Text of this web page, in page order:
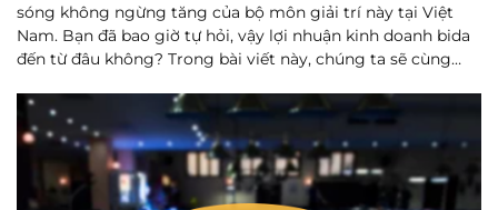
sóng không ngừng tăng của bộ môn giải trí này tại Việt
Nam. Bạn đã bao giờ tự hỏi, vậy lợi nhuận kinh doanh bida
đến từ đâu không? Trong bài viết này, chúng ta sẽ cùng
thêm